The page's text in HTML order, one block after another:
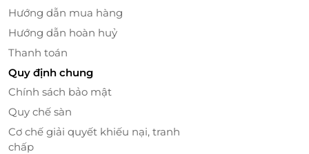
Hướng dẫn mua hàng
Hướng dẫn hoàn huỷ
Thanh toán
Quy định chung
Chính sách bảo mật
Quy chế sàn
Cơ chế giải quyết khiếu nại, tranh
chấp